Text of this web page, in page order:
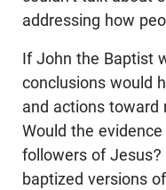
addressing how
If John the Baptist
conclusions would
and actions toward
Would the
followers of Jesus?
baptized versions